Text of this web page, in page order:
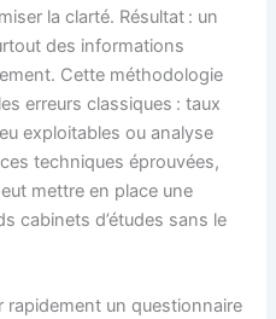
la clarté. Résultat : un
des informations
Cette méthodologie
erreurs classiques : taux
exploitables ou analyse
techniques éprouvées,
mettre en place une
cabinets d’études sans le
rapidement un questionnaire